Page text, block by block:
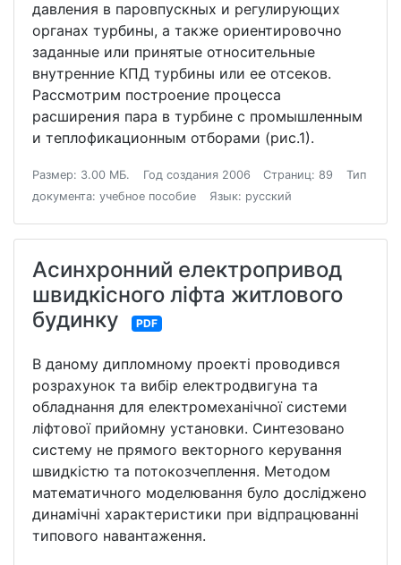
давления в паровпускных и регулирующих
органах турбины, а также ориентировочно
заданные или принятые относительные
внутренние КПД турбины или ее отсеков.
Рассмотрим построение процесса
расширения пара в турбине с промышленным
и теплофикационным отборами (рис.1).
Размер: 3.00 МБ. Год создания 2006 Страниц: 89
Тип
документа: учебное пособие
Язык: русский
Асинхронний електропривод
швидкісного ліфта житлового
будинку
PDF
В даному дипломному проекті проводився
розрахунок та вибір електродвигуна та
обладнання для електромеханічної системи
ліфтової прийомну установки. Синтезовано
систему не прямого векторного керування
швидкістю та потокозчеплення. Методом
математичного моделювання було досліджено
динамічні характеристики при відпрацюванні
типового навантаження.